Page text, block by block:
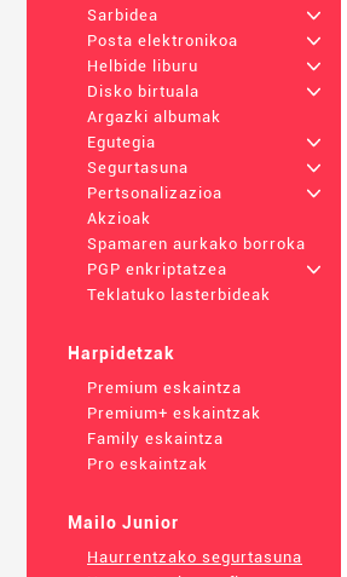
Sarbidea
+
Posta elektronikoa
+
Helbide liburu
+
Disko birtuala
+
Argazki albumak
Egutegia
+
Segurtasuna
+
Pertsonalizazioa
+
Akzioak
Spamaren aurkako borroka
PGP enkriptatzea
+
Teklatuko lasterbideak
Harpidetzak
Premium eskaintza
Premium+ eskaintzak
Family eskaintza
Pro eskaintzak
Mailo Junior
Haurrentzako segurtasuna